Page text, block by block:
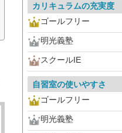
カリキュラムの充実度
ゴールフリー
明光義塾
スクールIE
自習室の使いやすさ
ゴールフリー
明光義塾